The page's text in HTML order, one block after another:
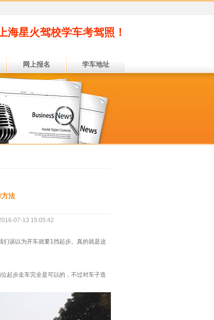
海星火驾校学车考驾照！
网上报名 学车地址
方法
07-13 15:05:42
们误以为开车就要1挡起步。真的就是这
起步走车完全是可以的，不过对车子造